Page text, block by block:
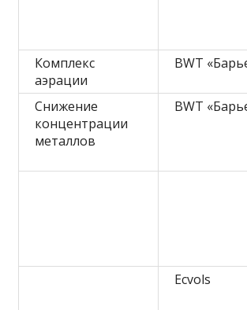
Комплекс
аэрации
BWT
Снижение
концентрации
металлов
BWT
Ecvols